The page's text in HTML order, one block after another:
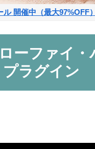
開催中（最大97%OFF）
ーファイ・
ラグイン